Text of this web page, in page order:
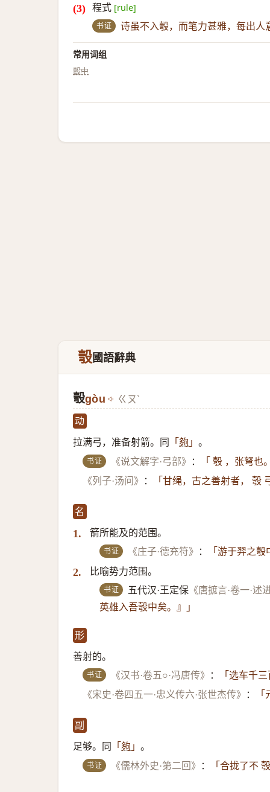
程式 [rule]
书证 诗虽不入彀，而笔力甚雅，每出人
常用词组
彀中
彀國語辭典
彀gòu ㄍㄡˋ
动
拉满弓，准备射箭。同 「 夠 」 。
书证 《说文解字·弓部》 ：
「 彀 ，张弩也
《列子·汤问》
： 「甘绳，古之善射者， 彀
名
1. 箭所能及的范围。
书证 《庄子·德充符》 ： 「游于羿之彀
2. 比喻势力范围。
书证 五代汉·王定保 《唐摭言·卷一·述
英雄入吾彀中矣。』」
形
善射的。
书证 《汉书·卷五○·冯唐传》 ：
「选车千
《宋史·卷四五一·忠义传六·张世杰传》
：
副
足够。同 「 夠 」 。
书证 《儒林外史·第二回》 ： 「合拢了不